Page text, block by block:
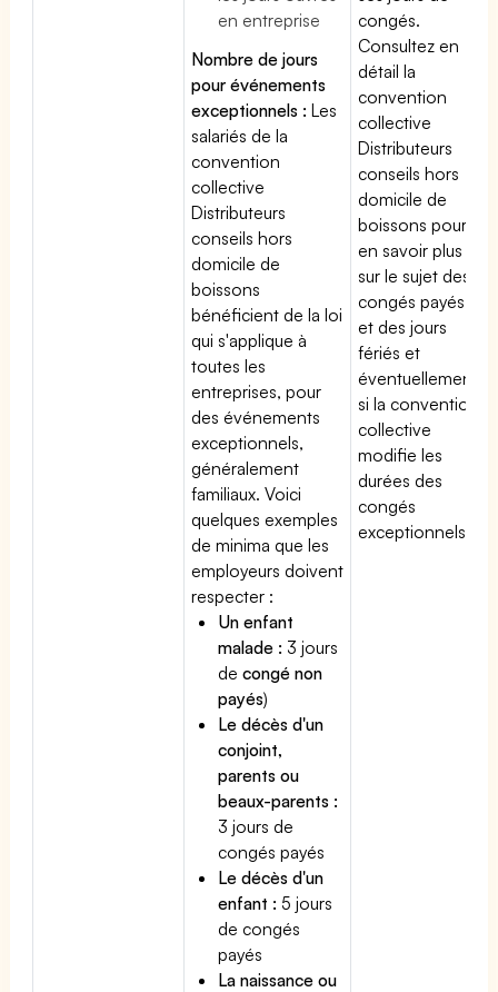
en entreprise
Nombre de jours
pour événements
exceptionnels : Les
salariés de la
convention
collective
Distributeurs
conseils hors
domicile de
boissons
bénéficient de la loi
qui s'applique à
toutes les
entreprises, pour
des événements
exceptionnels,
généralement
familiaux. Voici
quelques exemples
de minima que les
employeurs doivent
respecter :
Un enfant
malade : 3 jours
decongé non
payés)
Le décès d'un
conjoint,
parents ou
beaux-parents :
3 jours de
congés payés
Le décès d'un
enfant : 5 jours
de congés
payés
La naissance ou
congés.
Consultez en
détail la
convention
collective
Distributeurs
conseils hors
domicile de
boissons pour
en savoir plus
sur le sujet des
congés payés
et des jours
fériés et
éventuellement
si la convention
collective
modifie les
durées des
congés
exceptionnels.